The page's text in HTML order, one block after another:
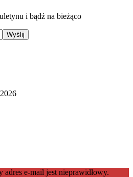
i bądź na bieżąco
Wyślij
adres e-mail jest nieprawidłowy.